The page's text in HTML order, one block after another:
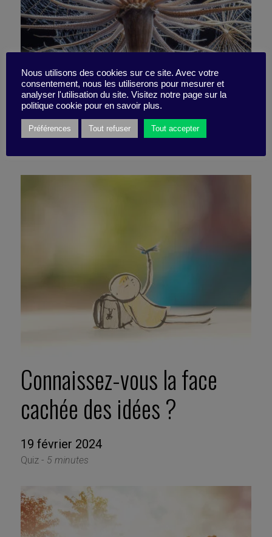
La machine à idées
26 février 2024
Connaissez-vous la face
cachée des idées ?
19 février 2024
Quiz - 5 minutes
Nous utilisons des cookies sur ce site. Avec votre
consentement, nous les utiliserons pour mesurer et
analyser l'utilisation du site. Visitez notre page sur la
politique cookie pour en savoir plus.
Préférences Tout refuser Tout accepter